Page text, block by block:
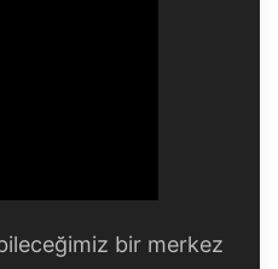
bir merkez